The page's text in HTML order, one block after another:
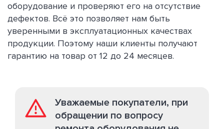
оборудование и проверяют его на отсутствие
дефектов. Всё это позволяет нам быть
уверенными в эксплуатационных качествах
продукции. Поэтому наши клиенты получают
гарантию на товар от 12 до 24 месяцев.
Уважаемые покупатели, при
обращении по вопросу